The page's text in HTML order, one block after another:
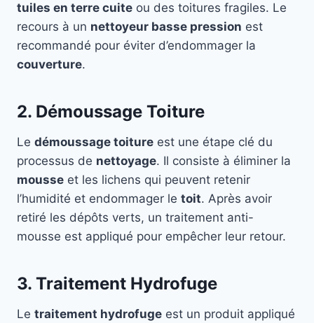
tuiles en terre cuite ou des toitures fragiles. Le
recours à un nettoyeur basse pression est
recommandé pour éviter d’endommager la
couverture.
2. Démoussage Toiture
Le démoussage toiture est une étape clé du
processus de nettoyage. Il consiste à éliminer la
mousse et les lichens qui peuvent retenir
l’humidité et endommager le toit. Après avoir
retiré les dépôts verts, un traitement anti-
mousse est appliqué pour empêcher leur retour.
3. Traitement Hydrofuge
Le traitement hydrofuge est un produit appliqué